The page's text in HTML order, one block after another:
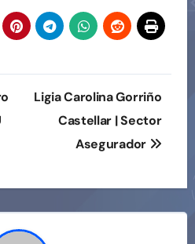
Ligia Carolina Gorriño
Castellar | Sector
Asegurador